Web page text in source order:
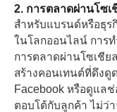
2. การตลาดผ่านโซเ
สำหรับแบรนด์หรือธุร
ในโลกออนไลน์ การท
การตลาดผ่านโซเชีย
สร้างคอนเทนต์ที่ดึงดู
Facebook หรือดูแลช่
ตอบโต้กับลูกค้า ไม่ว่า